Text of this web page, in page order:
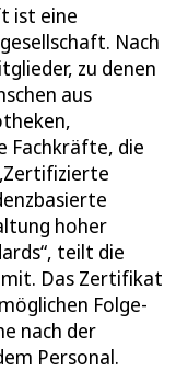
ist eine
Nach
zu denen
aus
Fachkräfte, die
hoher
teilt die
Das Zertifikat
Folge-
nach der
Personal.